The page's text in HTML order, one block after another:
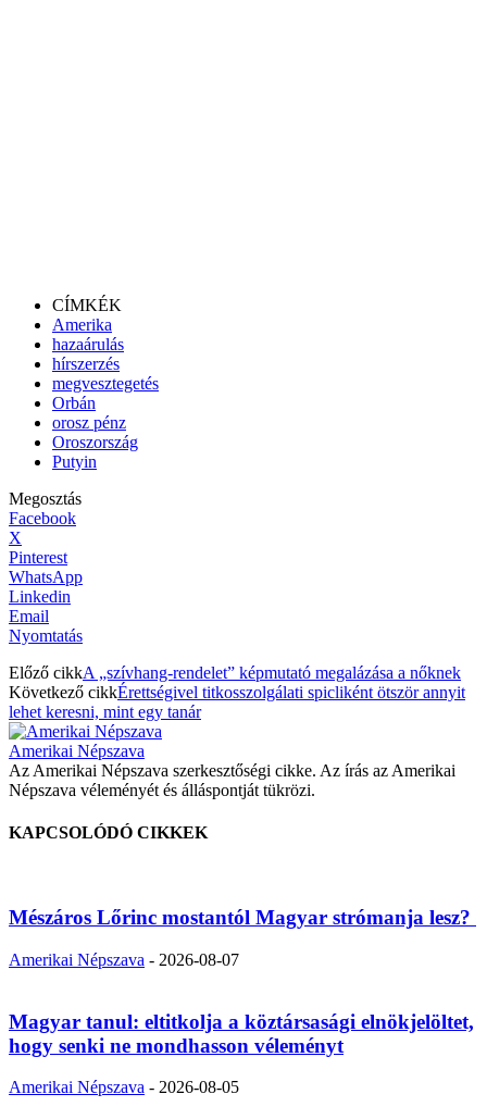
CÍMKÉK
Amerika
hazaárulás
hírszerzés
megvesztegetés
Orbán
orosz pénz
Oroszország
Putyin
Megosztás
Facebook
X
Pinterest
WhatsApp
Linkedin
Email
Nyomtatás
Előző cikkA „szívhang-rendelet” képmutató megalázása a nőknek
Következő cikkÉrettségivel titkosszolgálati spicliként ötször annyit
lehet keresni, mint egy tanár
Amerikai Népszava
Az Amerikai Népszava szerkesztőségi cikke. Az írás az Amerikai
Népszava véleményét és álláspontját tükrözi.
KAPCSOLÓDÓ CIKKEK
Mészáros Lőrinc mostantól Magyar strómanja lesz?
Amerikai Népszava - 2026-08-07
Magyar tanul: eltitkolja a köztársasági elnökjelöltet,
hogy senki ne mondhasson véleményt
Amerikai Népszava - 2026-08-05